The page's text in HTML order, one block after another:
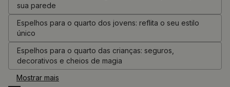
sua parede
Espelhos para o quarto dos jovens: reflita o seu estilo
único
Espelhos para o quarto das crianças: seguros,
decorativos e cheios de magia
Mostrar mais